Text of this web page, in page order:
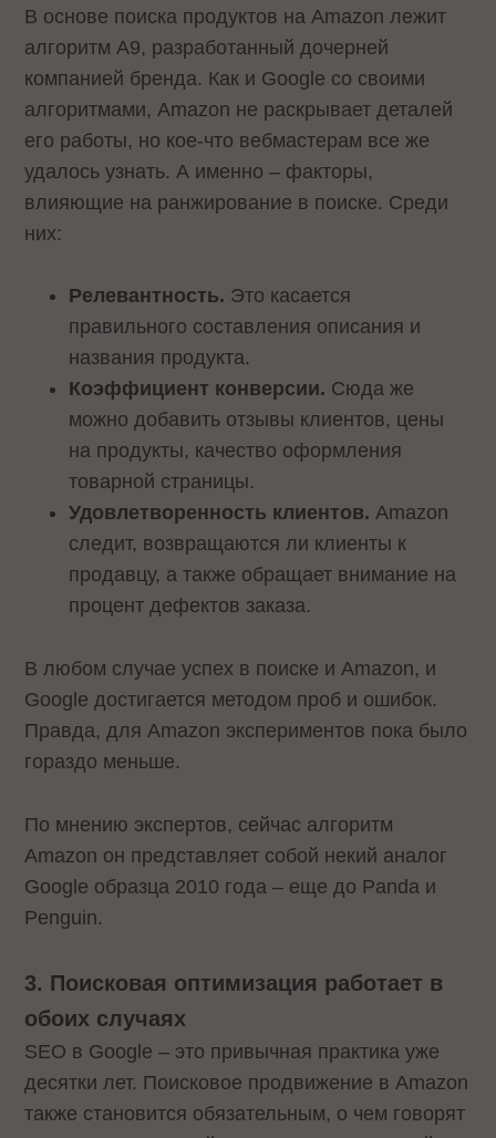
В основе поиска продуктов на Amazon лежит
алгоритм A9, разработанный дочерней
компанией бренда. Как и Google со своими
алгоритмами, Amazon не раскрывает деталей
его работы, но кое-что вебмастерам все же
удалось узнать. А именно – факторы,
влияющие на ранжирование в поиске. Среди
них:
Релевантность. Это касается
правильного составления описания и
названия продукта.
Коэффициент конверсии. Сюда же
можно добавить отзывы клиентов, цены
на продукты, качество оформления
товарной страницы.
Удовлетворенность клиентов. Amazon
следит, возвращаются ли клиенты к
продавцу, а также обращает внимание на
процент дефектов заказа.
В любом случае успех в поиске и Amazon, и
Google достигается методом проб и ошибок.
Правда, для Amazon экспериментов пока было
гораздо меньше.
По мнению экспертов, сейчас алгоритм
Amazon он представляет собой некий аналог
Google образца 2010 года – еще до Panda и
Penguin.
3. Поисковая оптимизация работает в
обоих случаях
SEO в Google – это привычная практика уже
десятки лет. Поисковое продвижение в Amazon
также становится обязательным, о чем говорят